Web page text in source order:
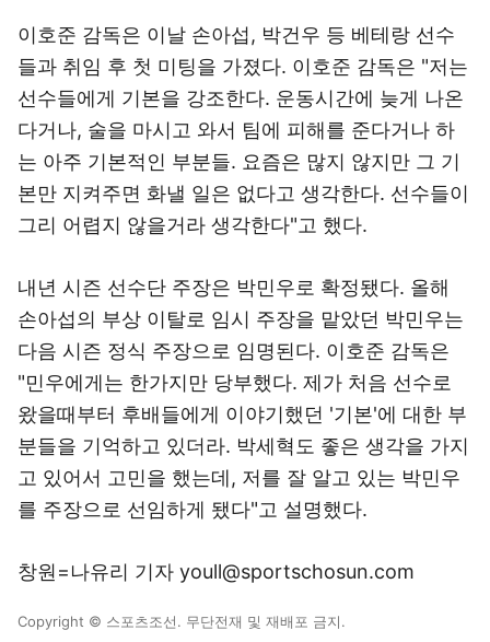
이호준 감독은 이날 손아섭, 박건우 등 베테랑 선수
들과 취임 후 첫 미팅을 가졌다. 이호준 감독은 "저는
선수들에게 기본을 강조한다. 운동시간에 늦게 나온
다거나, 술을 마시고 와서 팀에 피해를 준다거나 하
는 아주 기본적인 부분들. 요즘은 많지 않지만 그 기
본만 지켜주면 화낼 일은 없다고 생각한다. 선수들이
그리 어렵지 않을거라 생각한다"고 했다.
내년 시즌 선수단 주장은 박민우로 확정됐다. 올해
손아섭의 부상 이탈로 임시 주장을 맡았던 박민우는
다음 시즌 정식 주장으로 임명된다. 이호준 감독은
"민우에게는 한가지만 당부했다. 제가 처음 선수로
왔을때부터 후배들에게 이야기했던 '기본'에 대한 부
분들을 기억하고 있더라. 박세혁도 좋은 생각을 가지
고 있어서 고민을 했는데, 저를 잘 알고 있는 박민우
를 주장으로 선임하게 됐다"고 설명했다.
창원=나유리 기자 youll@sportschosun.com
Copyright © 스포츠조선. 무단전재 및 재배포 금지.